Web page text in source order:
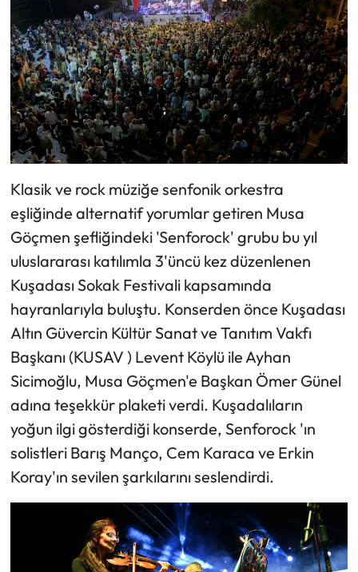
Klasik ve rock müziğe senfonik orkestra
eşliğinde alternatif yorumlar getiren Musa
Göçmen şefliğindeki 'Senforock' grubu bu yıl
uluslararası katılımla 3'üncü kez düzenlenen
Kuşadası Sokak Festivali kapsamında
hayranlarıyla buluştu. Konserden önce Kuşadası
Altın Güvercin Kültür Sanat ve Tanıtım Vakfı
Başkanı (KUSAV ) Levent Köylü ile Ayhan
Sicimoğlu, Musa Göçmen'e Başkan Ömer Günel
adına teşekkür plaketi verdi. Kuşadalıların
yoğun ilgi gösterdiği konserde, Senforock 'ın
solistleri Barış Manço, Cem Karaca ve Erkin
Koray'ın sevilen şarkılarını seslendirdi.